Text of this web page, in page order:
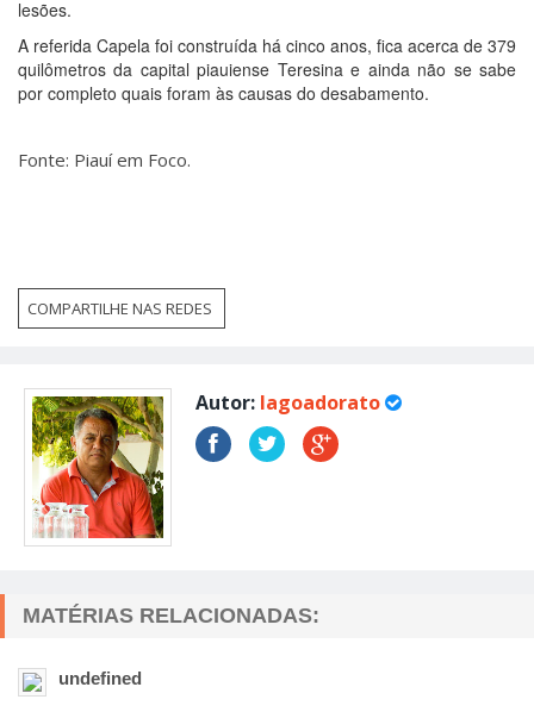
lesões.
A referida Capela foi construída há cinco anos, fica acerca de 379
quilômetros da capital piauiense Teresina e ainda não se sabe
por completo quais foram às causas do desabamento.
Fonte: Piauí em Foco.
COMPARTILHE NAS REDES
Autor: lagoadorato
MATÉRIAS RELACIONADAS:
undefined